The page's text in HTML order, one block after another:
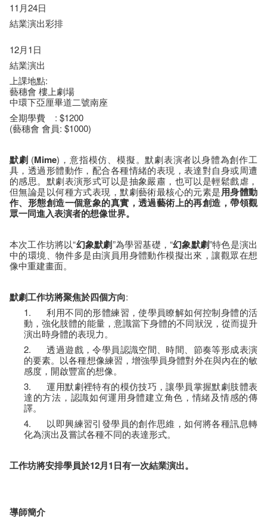
11月24日
結業演出彩排
12月1日
結業演出
上課地點:
藝穗會 樓上劇場
中環下亞厘畢道二號南座
全期學費 : $1200
(藝穗會 會員: $1000)
默劇 (Mime)，意指模仿、模擬。默劇表演者以身體為創作工
具，透過形體動作，配合各種情緒的表現，表達對自身或周遭
的感思。默劇表演形式可以是抽象嚴肅，也可以是輕鬆戲虐，
但無論是以何種方式表現，默劇藝術最核心的元素是用身體動
作、形態創造一個意象的真實，透過藝術上的再創造，帶領觀
眾一同進入表演者的想像世界。
本次工作坊將以“幻象默劇”為學習基礎，“幻象默劇”特色是演出
中的環境、物件多是由演員用身體動作模擬出來，讓觀眾在想
像中重建畫面。
默劇工作坊將聚焦於四個方向:
1. 利用不同的形體練習，使學員瞭解如何控制身體的活
動，強化肢體的能量，意識當下身體的不同狀況，從而提升
演出時身體的表現力。
2. 透過遊戲，令學員認識空間、時間、節奏等形成表演
的要素。以各種想像練習，增強學員身體對外在與內在的敏
感度，開啟豐富的想像。
3. 運用默劇裡特有的模仿技巧，讓學員掌握默劇肢體表
達的方法，認識如何運用身體建立角色，情緒及情感的傳
譯。
4. 以即興練習引發學員的創作思維，如何將各種訊息轉
化為演出及嘗試各種不同的表達形式。
工作坊將安排學員於12月1日有一次結業演出。
導師簡介